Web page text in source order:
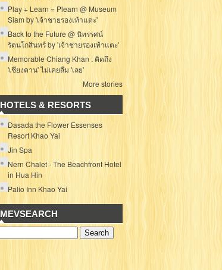
Play + Learn = Plearn @ Museum
Siam by 'เจ้าชายรองเท้าแตะ'
Back to the Future @ นิทรรศน์
รัตนโกสินทร์ by 'เจ้าชายรองเท้าแตะ'
Memorable Chiang Khan : คิดถึง
'เชียงคาน' ไม่เคยลืม 'เลย'
More stories
HOTELS & RESORTS
Dasada the Flower Essenses
Resort Khao Yai
Jin Spa
Nern Chalet - The Beachfront Hotel
in Hua Hin
Palio Inn Khao Yai
MEVSEARCH